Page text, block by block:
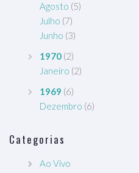
Agosto (5)
Julho (7)
Junho (3)
1970 (2)
Janeiro (2)
1969 (6)
Dezembro (6)
Categorias
Ao Vivo